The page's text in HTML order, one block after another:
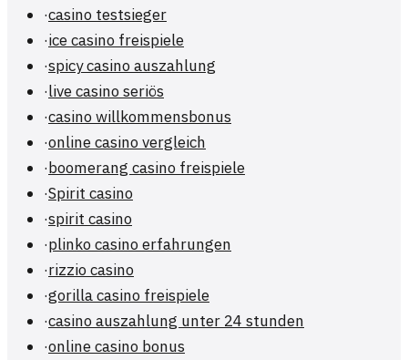
·casino testsieger
·ice casino freispiele
·spicy casino auszahlung
·live casino seriös
·casino willkommensbonus
·online casino vergleich
·boomerang casino freispiele
·Spirit casino
·spirit casino
·plinko casino erfahrungen
·rizzio casino
·gorilla casino freispiele
·casino auszahlung unter 24 stunden
·online casino bonus